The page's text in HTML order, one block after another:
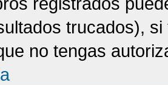
trucados),
no tengas